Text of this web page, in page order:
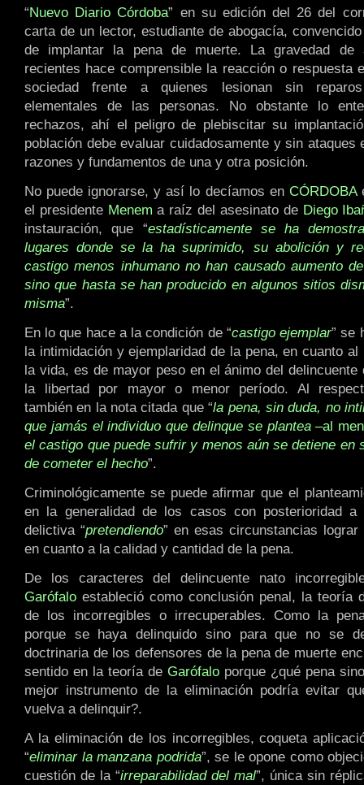
“Nuevo Diario Córdoba” en su edición del 26 del
carta de un lector, estudiante de abogacía,
de implantar la pena de muerte. La gravedad de
recientes hace comprensible la reacción o respuesta
sociedad frente a quienes lesionan sin
elementales de las personas. No obstante lo
rechazos, ahí el peligro de plebiscitar su
población debe evaluar cuidadosamente y sin ataques
razones y fundamentos de una y otra posición.
No puede ignorarse, y así lo decíamos en CÓRDOBA
el presidente Menem a raíz del asesinato de Diego
instauración, que “estadísticamente se ha
lugares donde se la ha suprimido, su abolición y
castigo menos inhumano no han causado aumento
sino que hasta se han producido en algunos sitios
misma”.
En lo que hace a la condición de “castigo ejemplar” se
la intimidación y ejemplaridad de la pena, en cuanto al
la vida, es de mayor peso en el ánimo del delincuente
la libertad por mayor o menor período. Al
también en la nota citada que “la pena, sin duda, no
que jamás el individuo que delinque se plantea –al
el castigo que puede sufrir y menos aún se detiene en
de cometer el hecho”.
Criminológicamente se puede afirmar que el
en la generalidad de los casos con posterioridad a
delictiva “pretendiendo” en esas circunstancias
en cuanto a la calidad y cantidad de la pena.
De los caracteres del delincuente nato
Garófalo estableció como conclusión penal, la teoría
de los incorregibles o irrecuperables. Como la
porque se haya delinquido sino para que no se
doctrinaria de los defensores de la pena de muerte
sentido en la teoría de Garófalo porque ¿qué pena
mejor instrumento de la eliminación podría evitar
vuelva a delinquir?.
A la eliminación de los incorregibles, coqueta
“eliminar la manzana podrida”, se le opone como
cuestión de la “irreparabilidad del mal”, única sin